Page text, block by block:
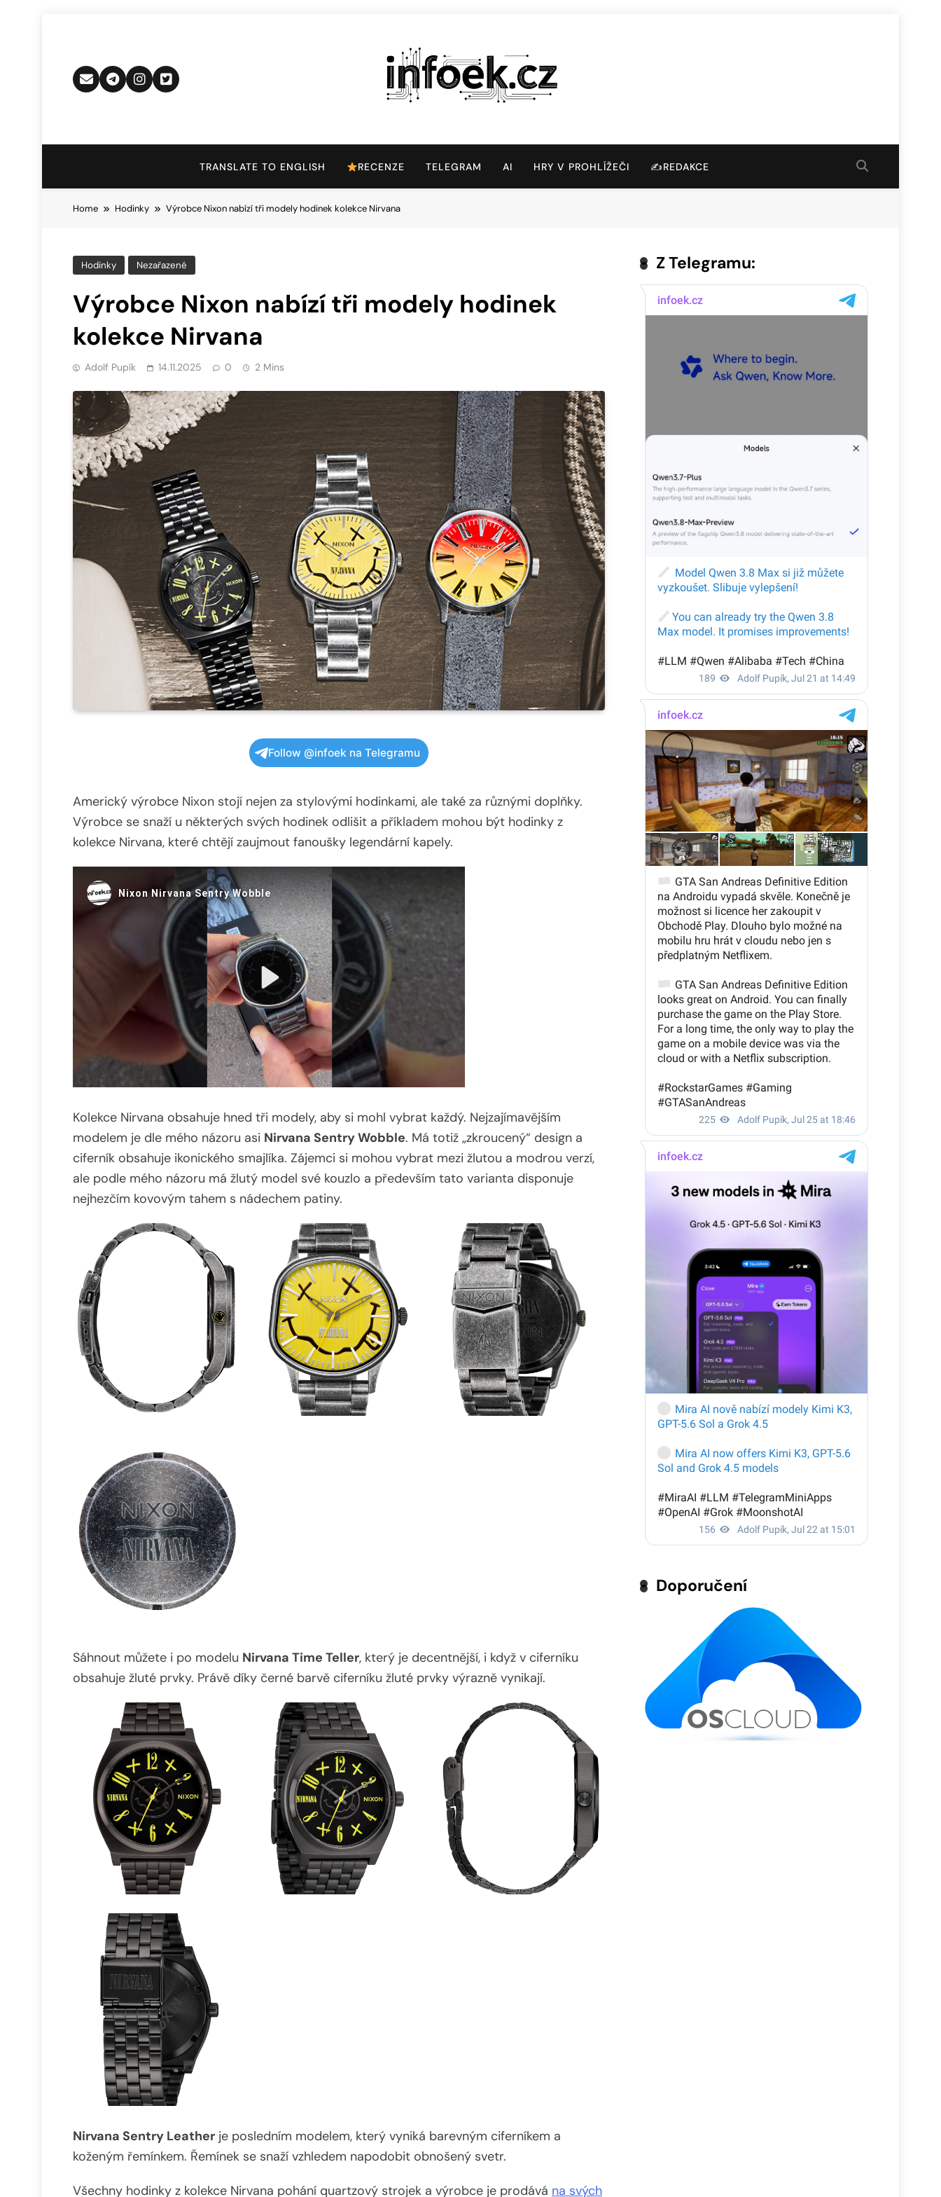
Infoek.cz
TRANSLATE TO ENGLISH RECENZE TELEGRAM AI HRY V PROHLÍŽEČI ✍️REDAKCE
Home Hodinky Výrobce Nixon nabízí tři modely hodinek kolekce Nirvana
Hodinky Nezařazené
Výrobce Nixon nabízí tři modely hodinek
kolekce Nirvana
Adolf Pupík 14.11.2025 0 2 Mins
Follow @infoek na Telegramu
Americký výrobce Nixon stojí nejen za stylovými hodinkami, ale také za různými doplňky.
Výrobce se snaží u některých svých hodinek odlišit a příkladem mohou být hodinky z
kolekce Nirvana, které chtějí zaujmout fanoušky legendární kapely.
Kolekce Nirvana obsahuje hned tři modely, aby si mohl vybrat každý. Nejzajímavějším
modelem je dle mého názoru asi Nirvana Sentry Wobble. Má totiž „zkroucený“ design a
ciferník obsahuje ikonického smajlíka. Zájemci si mohou vybrat mezi žlutou a modrou verzí,
ale podle mého názoru má žlutý model své kouzlo a především tato varianta disponuje
nejhezčím kovovým tahem s nádechem patiny.
Sáhnout můžete i po modelu Nirvana Time Teller, který je decentnější, i když v ciferníku
obsahuje žluté prvky. Právě díky černé barvě ciferníku žluté prvky výrazně vynikají.
Nirvana Sentry Leather je posledním modelem, který vyniká barevným ciferníkem a
koženým řemínkem. Řemínek se snaží vzhledem napodobit obnošený svetr.
Všechny hodinky z kolekce Nirvana pohání quartzový strojek a výrobce je prodává na svých
Z Telegramu:
Doporučení